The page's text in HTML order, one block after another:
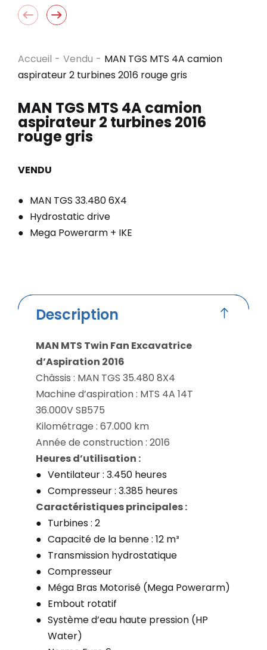
Accueil - Vendu - MAN TGS MTS 4A camion
aspirateur 2 turbines 2016 rouge gris
MAN TGS MTS 4A camion
aspirateur 2 turbines 2016
rouge gris
VENDU
MAN TGS 33.480 6X4
Hydrostatic drive
Mega Powerarm + IKE
Description
MAN MTS Twin Fan Excavatrice
d’Aspiration 2016
Châssis : MAN TGS 35.480 8X4
Machine d’aspiration : MTS 4A 14T
36.000V SB575
Kilométrage : 67.000 km
Année de construction : 2016
Heures d’utilisation :
Ventilateur : 3.450 heures
Compresseur : 3.385 heures
Caractéristiques principales :
Turbines : 2
Capacité de la benne : 12 m³
Transmission hydrostatique
Compresseur
Méga Bras Motorisé (Mega Powerarm)
Embout rotatif
Système d’eau haute pression (HP
Water)